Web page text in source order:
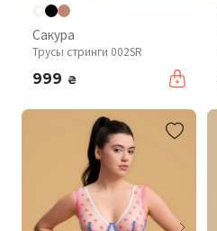
Сакура
Трусы стринги 002SR
999 ₴